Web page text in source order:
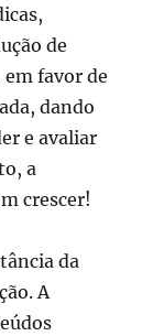
de
favor de
dando
e avaliar
a
crescer!
da
A